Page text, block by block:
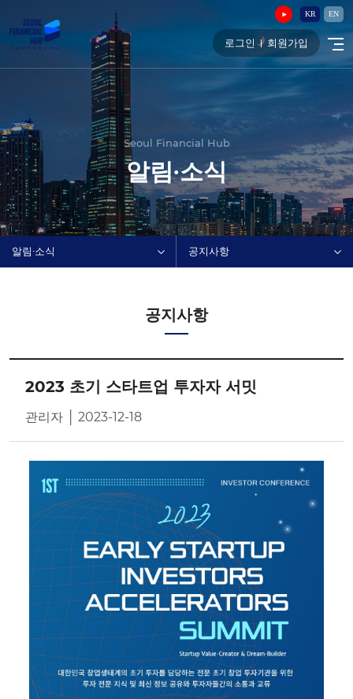
KR EN
로그인 회원가입
Seoul Financial Hub
알림∙소식
알림∙소식 공지사항
공지사항
2023 초기 스타트업 투자자 서밋
관리자 │ 2023-12-18